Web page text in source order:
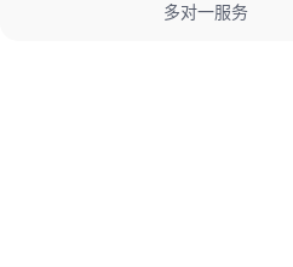
多对一服务